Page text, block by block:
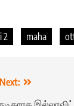
2 maha
Next: